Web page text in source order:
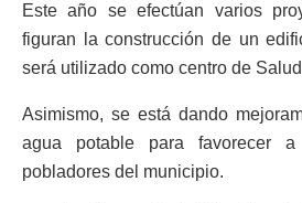
Este año se efectúan varios
figuran la construcción de un
será utilizado como centro de
Asimismo, se está dando
agua potable para favorecer
pobladores del municipio.